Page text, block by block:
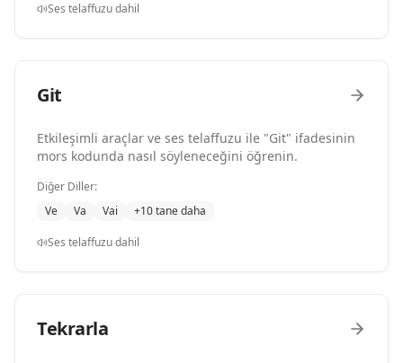
Ses telaffuzu dahil
Git
Etkileşimli araçlar ve ses telaffuzu ile "Git" ifadesinin
mors kodunda nasıl söyleneceğini öğrenin.
Diğer Diller:
Ve
Va Vai +10 tane daha
Ses telaffuzu dahil
Tekrarla